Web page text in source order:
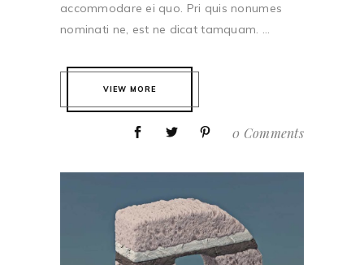
accommodare ei quo. Pri quis nonumes
nominati ne, est ne dicat tamquam. ...
VIEW MORE
0 Comments